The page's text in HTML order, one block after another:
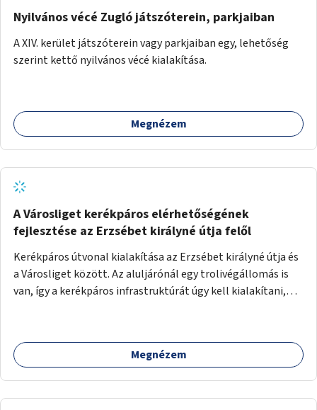
Nyilvános vécé Zugló játszóterein, parkjaiban
A XIV. kerület játszóterein vagy parkjaiban egy, lehetőség
szerint kettő nyilvános vécé kialakítása.
Megnézem
A Városliget kerékpáros elérhetőségének
fejlesztése az Erzsébet királyné útja felől
Kerékpáros útvonal kialakítása az Erzsébet királyné útja és
a Városliget között. Az aluljárónál egy trolivégállomás is
van, így a kerékpáros infrastruktúrát úgy kell kialakítani,
körúton, majd a Városligetig folytatódna a Hermina utat
keresztezve.
Megnézem